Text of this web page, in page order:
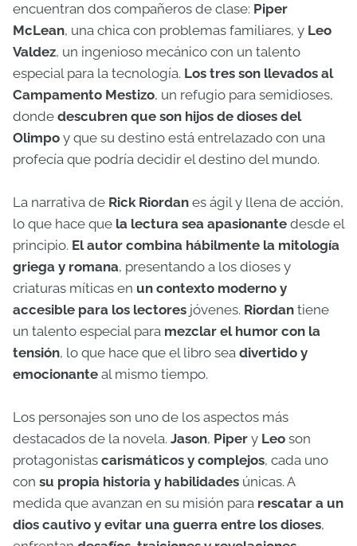
encuentran dos compañeros de clase: Piper
McLean, una chica con problemas familiares, y Leo
Valdez, un ingenioso mecánico con un talento
especial para la tecnología. Los tres son llevados al
Campamento Mestizo, un refugio para semidioses,
donde descubren que son hijos de dioses del
Olimpo y que su destino está entrelazado con una
profecía que podría decidir el destino del mundo.
La narrativa de Rick Riordan es ágil y llena de acción,
lo que hace que la lectura sea apasionante desde el
principio. El autor combina hábilmente la mitología
griega y romana, presentando a los dioses y
criaturas míticas en un contexto moderno y
accesible para los lectores jóvenes. Riordan tiene
un talento especial para mezclar el humor con la
tensión, lo que hace que el libro sea divertido y
emocionante al mismo tiempo.
Los personajes son uno de los aspectos más
destacados de la novela. Jason, Piper y Leo son
protagonistas carismáticos y complejos, cada uno
con su propia historia y habilidades únicas. A
medida que avanzan en su misión para rescatar a un
dios cautivo y evitar una guerra entre los dioses,